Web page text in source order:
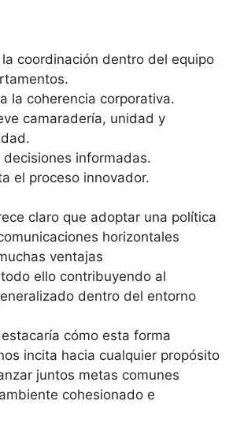
la coordinación dentro del equipo
la coherencia corporativa.
camaradería, unidad y
decisiones informadas.
el proceso innovador.
claro que adoptar una política
horizontales
ventajas
ello contribuyendo al
dentro del entorno
cómo esta forma
incita hacia cualquier propósito
juntos metas comunes
cohesionado e